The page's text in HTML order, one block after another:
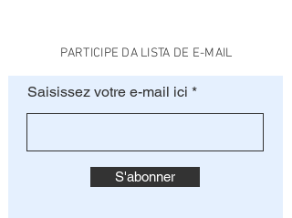
PARTICIPE DA LISTA DE E-MAIL
Saisissez votre e-mail ici
S'abonner